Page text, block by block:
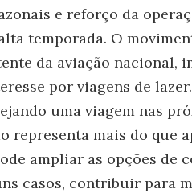
e reforço da
temporada. O
da aviação nacional,
por viagens de lazer.
uma viagem nas
representa mais do que
ampliar as opções de
casos, contribuir para